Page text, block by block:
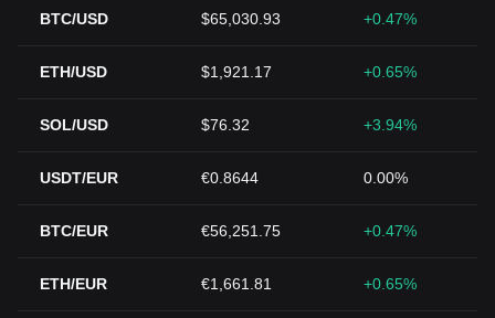
BTC/USD $65,030.93 +0.47%
ETH/USD $1,921.17 +0.65%
SOL/USD $76.32 +3.94%
USDT/EUR €0.8644 0.00%
BTC/EUR €56,251.75 +0.47%
ETH/EUR €1,661.81 +0.65%